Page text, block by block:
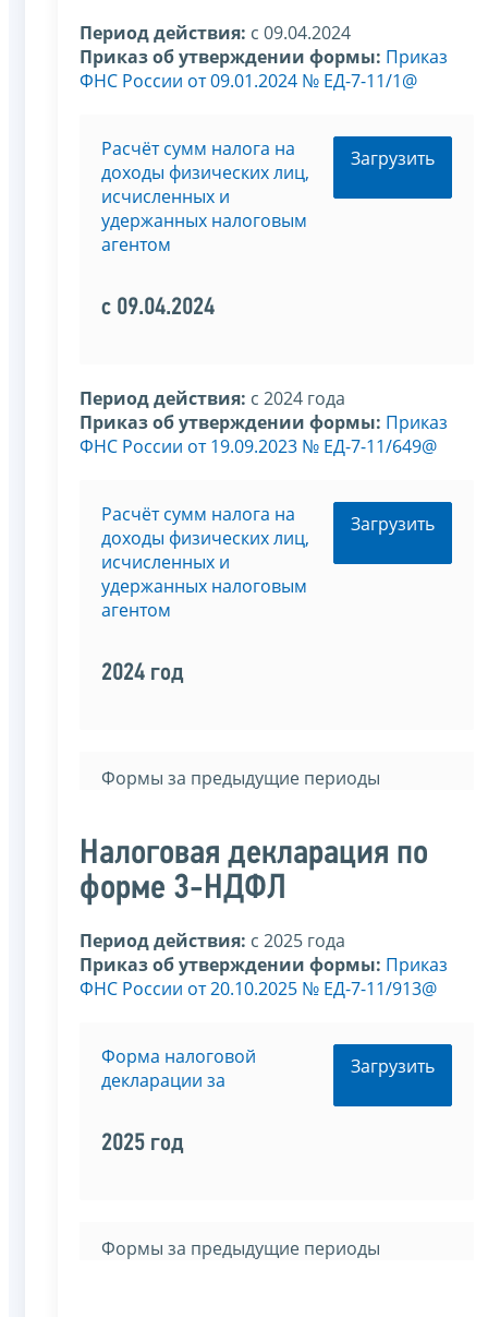
Период действия: с 09.04.2024
Приказ об утверждении формы: Приказ
ФНС России от 09.01.2024 № ЕД-7-11/1@
Расчёт сумм налога на
доходы физических лиц,
исчисленных и
удержанных налоговым
агентом
с 09.04.2024
Загрузить
Период действия: с 2024 года
Приказ об утверждении формы: Приказ
ФНС России от 19.09.2023 № ЕД-7-11/649@
Расчёт сумм налога на
доходы физических лиц,
исчисленных и
удержанных налоговым
агентом
2024 год
Загрузить
Формы за предыдущие периоды
Налоговая декларация по
форме 3-НДФЛ
Период действия: c 2025 года
Приказ об утверждении формы: Приказ
ФНС России от 20.10.2025 № ЕД-7-11/913@
Форма налоговой
декларации за
2025 год
Загрузить
Формы за предыдущие периоды